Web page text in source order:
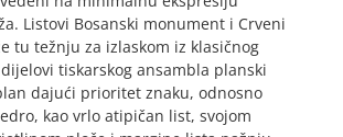
Listovi Bosanski monument i Crveni
tu težnju za izlaskom iz klasičnog
tiskarskog ansambla planski
dajući prioritet znaku, odnosno
kao vrlo atipičan list, svojom